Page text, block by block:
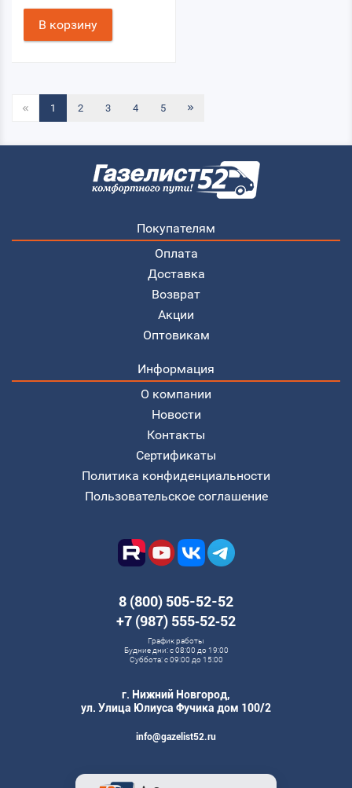
В корзину
1 2 3 4 5
Покупателям
Оплата
Доставка
Возврат
Акции
Оптовикам
Информация
О компании
Новости
Контакты
Сертификаты
Политика конфиденциальности
Пользовательское соглашение
8 (800) 505-52-52
+7 (987) 555‑52‑52
График работы
Будние дни: с 08:00 до 19:00
Суббота: с 09:00 до 15:00
г. Нижний Новгород,
ул. Улица Юлиуса Фучика дом 100/2
info@gazelist52.ru